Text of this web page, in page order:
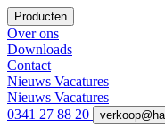
Producten
Over ons
Downloads
Contact
Nieuws Vacatures
Nieuws Vacatures
0341 27 88 20